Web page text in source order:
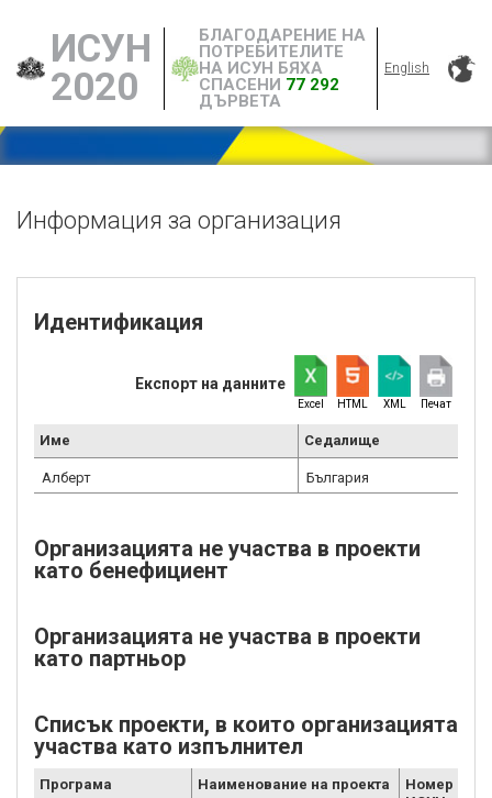
ИСУН
2020
БЛАГОДАРЕНИЕ НА
ПОТРЕБИТЕЛИТЕ
НА ИСУН БЯХА
СПАСЕНИ 77 292
ДЪРВЕТА
English
Информация за организация
Идентификация
Експорт на данните
Excel HTML XML Печат
Име Седалище
Алберт България
Организацията не участва в проекти
като бенефициент
Организацията не участва в проекти
като партньор
Списък проекти, в които организацията
участва като изпълнител
Програма Наименование на проекта
Номер от